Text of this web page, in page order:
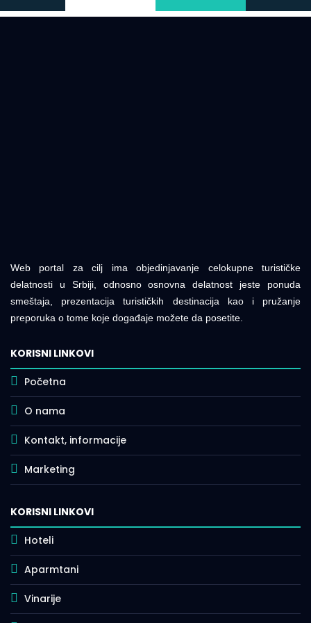
Web portal za cilj ima objedinjavanje celokupne turističke
delatnosti u Srbiji, odnosno osnovna delatnost jeste ponuda
smeštaja, prezentacija turističkih destinacija kao i pružanje
preporuka o tome koje događaje možete da posetite.
KORISNI LINKOVI
Početna
O nama
Kontakt, informacije
Marketing
KORISNI LINKOVI
Hoteli
Aparmtani
Vinarije